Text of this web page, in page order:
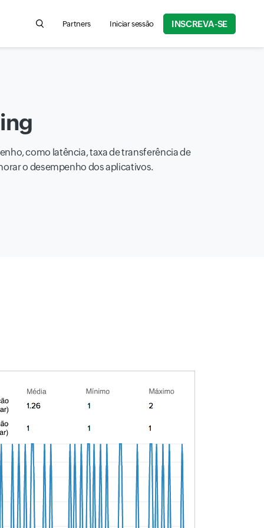
Search for product information, help articles, and
Partners Iniciar sessão INSCREVA-SE
como latência, taxa de transferência de
o desempenho dos aplicativos.